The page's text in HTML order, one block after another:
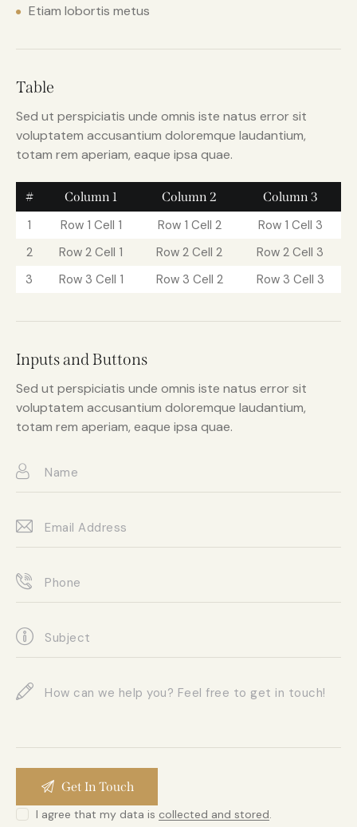
Etiam lobortis metus
Table
Sed ut perspiciatis unde omnis iste natus error sit
voluptatem accusantium doloremque laudantium,
totam rem aperiam, eaque ipsa quae.
# Column 1 Column 2 Column 3
1 Row 1 Cell 1 Row 1 Cell 2
Row 1 Cell 3
2
Row 2 Cell 1 Row 2 Cell 2
Row 2 Cell 3
3
Row 3 Cell 1 Row 3 Cell 2 Row 3 Cell 3
Inputs and Buttons
Sed ut perspiciatis unde omnis iste natus error sit
voluptatem accusantium doloremque laudantium,
totam rem aperiam, eaque ipsa quae.
I agree that my data is collected and stored.